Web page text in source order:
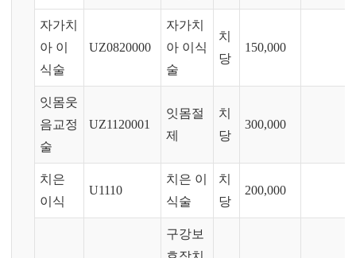
자가치
아 이
식술
UZ0820000
자가치
아 이식
술
치
당
150,000
잇몸웃
음교정
술
UZ1120001
잇몸절
제
치
당
300,000
치은
이식
U1110
치은 이
식술
치
당
200,000
구강보